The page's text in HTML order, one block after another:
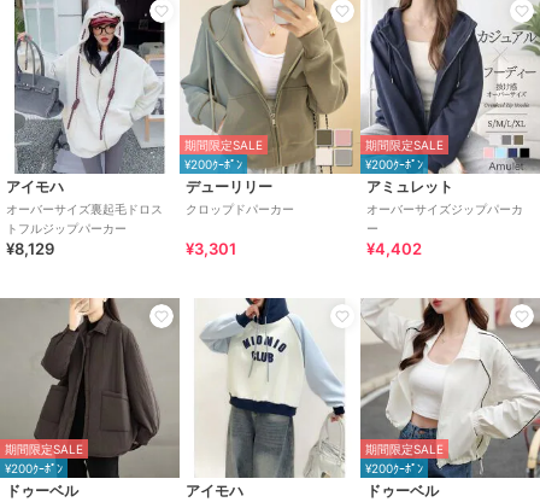
アイモハ
オーバーサイズ裏起毛ドロス
トフルジップパーカー
¥8,129
期間限定SALE
¥200ｸｰﾎﾟﾝ
デューリリー
クロップドパーカー
¥3,301
期間限定SALE
¥200ｸｰﾎﾟﾝ
アミュレット
オーバーサイズジップパーカ
ー
¥4,402
期間限定SALE
¥200ｸｰﾎﾟﾝ
ドゥーベル アイモハ
期間限定SALE
¥200ｸｰﾎﾟﾝ
ドゥーベル